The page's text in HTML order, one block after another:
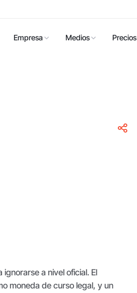
Empresa Medios Precios
a nivel oficial. El
moneda de curso legal, y un